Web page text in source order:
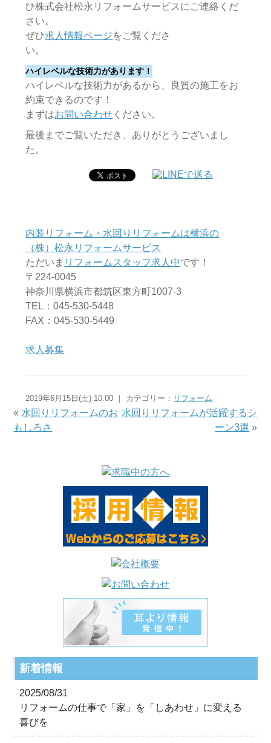
ひ株式会社松永リフォームサービスにご連絡くだ
さい。
ぜひ求人情報ページをご覧くださ
い。
ハイレベルな技術力があります！
ハイレベルな技術力があるから、良質の施工をお
約束できるのです！
まずはお問い合わせ ください。
最後までご覧いただき、ありがとうございまし
た。
内装リフォーム・水回りリフォームは横浜の
（株）松永リフォームサービス
ただいま リフォームスタッフ求人中です！
〒224-0045
神奈川県横浜市都筑区東方町1007-3
TEL：045-530-5448
FAX：045-530-5449
求人募集
2019年6月15日(土) 10:00 ｜ カテゴリー： リフォーム
« 水回りリフォームのお
もしろさ
水回りリフォームが活躍するシ
ーン3選 »
新着情報
2025/08/31
リフォームの仕事で「家」を「しあわせ」に変える
喜びを